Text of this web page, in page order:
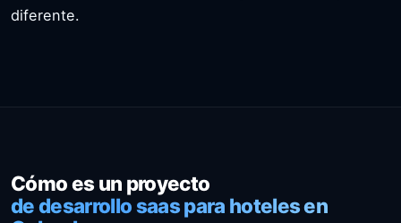
diferente.
Cómo es un proyecto
de desarrollo saas para hoteles en